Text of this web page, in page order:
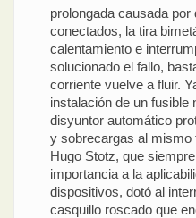
prolongada causada
conectados, la tira
calentamiento e
solucionado el fallo,
corriente vuelve a fluir.
instalación de un fusible
disyuntor automático
y sobrecargas al mismo
Hugo Stotz, que
importancia a la
dispositivos, dotó al
casquillo roscado que